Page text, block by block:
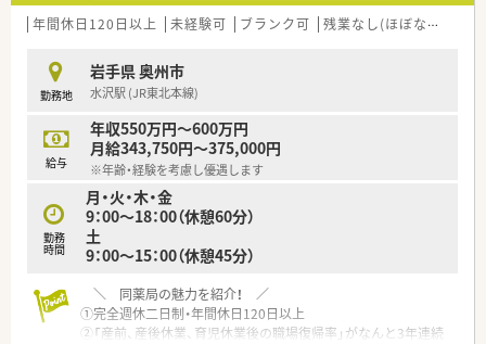
改善を含めた意見も発信しやすい環境づくりをされている会社
≪ こんな方にオススメ ≫
◆専門的な科目を学べる環境で働きたい方
◆患者様や一緒に働く周りの方々とコミュケーションを大事に
でき、寄り添った対応ができる方
年間休日120日以上 未経験可 ブランク可 残業なし(ほぼなし含む)
勤務地
岩手県 奥州市
水沢駅 (JR東北本線)
給与
年収550万円～600万円
月給343,750円～375,000円
※年齢・経験を考慮し優遇します
勤務
時間
月・火・木・金
9：00～18：00（休憩60分）
土
9：00～15：00（休憩45分）
＼ 同薬局の魅力を紹介！ ／
①完全週休二日制・年間休日120日以上
②「産前、産後休業、育児休業後の職場復帰率」がなんと3年連続